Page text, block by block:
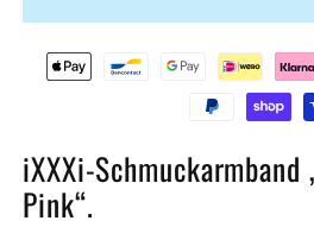
iXXXi-
Pink“.